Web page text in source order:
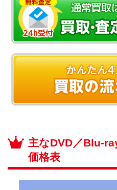
主なDVD／Blu-
価格表